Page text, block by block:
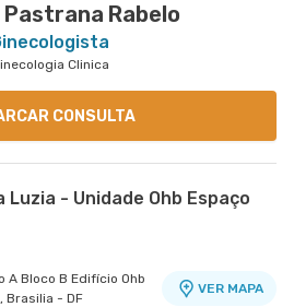
Rabelo
Clinica
CONSULTA
- Unidade Ohb Espaço
A Bloco B Edifício Ohb
Brasilia - DF
VER MAPA